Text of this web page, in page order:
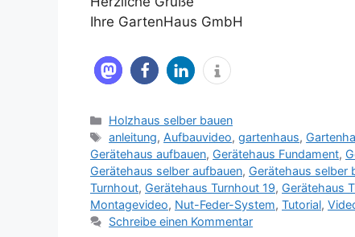
Ihre GartenHaus GmbH
Kategorien
Holzhaus selber bauen
Schlagwörter
anleitung, Aufbauvideo,gartenhaus,
Gerätehaus aufbauen, Gerätehaus Fundament,
Gerätehaus selber aufbauen, Gerätehaus selber
Turnhout, Gerätehaus Turnhout 19, Gerätehaus
Montagevideo, Nut-Feder-System, Tutorial,
Schreibe einen Kommentar